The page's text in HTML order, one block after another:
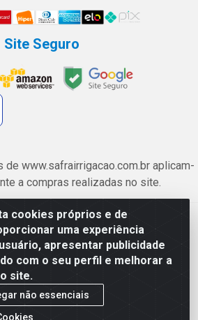
cookies próprios e de
uma experiência
apresentar publicidade
com o seu perfil e melhorar a
site.
não essenciais
Site Seguro
www.safrairrigacao.com.br aplicam-
a compras realizadas no site.
LTDA - Avenida Castelo Branco, 5330 -
Goiânia/GO - CEP 74.433-205 - CNPJ
06.315.490/0001-00